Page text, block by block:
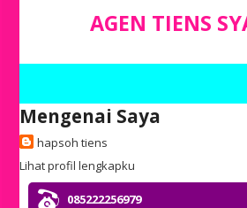
AGEN TIENS
Mengenai Saya
hapsoh tiens
Lihat profil lengkapku
085222256979